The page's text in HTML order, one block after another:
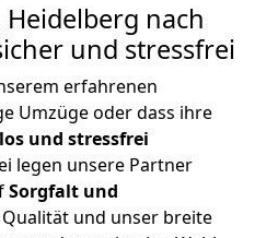
Heidelberg nach
und stressfrei
erfahrenen
Umzüge oder dass ihre
und stressfrei
legen unsere Partner
Sorgfalt und
Qualität und unser breite